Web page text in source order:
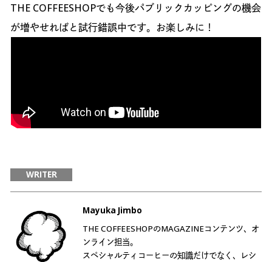
THE COFFEESHOPでも今後パブリックカッピングの機会
が増やせればと試行錯誤中です。お楽しみに！
WRITER
Mayuka Jimbo
THE COFFEESHOPのMAGAZINEコンテンツ、オ
ンライン担当。
スペシャルティコーヒーの知識だけでなく、レシ